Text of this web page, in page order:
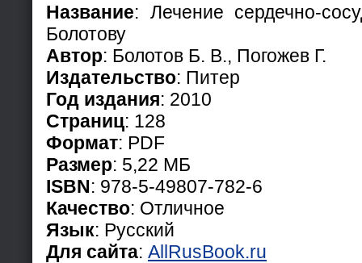
Название: Лечение сердечно-
Болотову
Автор: Болотов Б. В., Погожев Г.
Издательство: Питер
Год издания: 2010
Страниц: 128
Формат: PDF
Размер: 5,22 МБ
ISBN: 978-5-49807-782-6
Качество: Отличное
Язык: Русский
Для сайта: AllRusBook.ru